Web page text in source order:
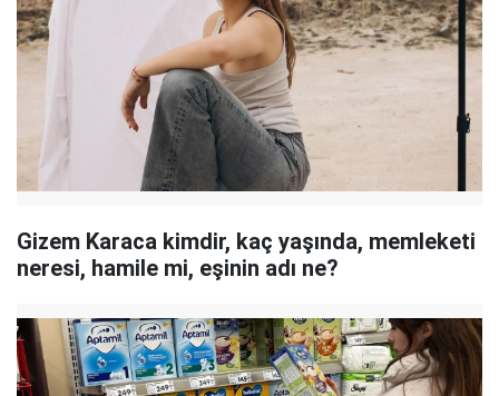
Gizem Karaca kimdir, kaç yaşında, memleketi
neresi, hamile mi, eşinin adı ne?